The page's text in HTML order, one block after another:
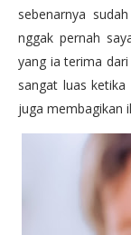
sebenarnya
nggak pernah
yang ia terima
sangat luas
juga membagikan